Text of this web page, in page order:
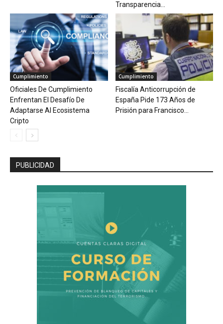
Transparencia...
Cumplimiento
Oficiales De Cumplimiento
Enfrentan El Desafío De
Adaptarse Al Ecosistema
Cripto
Cumplimiento
Fiscalía Anticorrupción de
España Pide 173 Años de
Prisión para Francisco...
PUBLICIDAD